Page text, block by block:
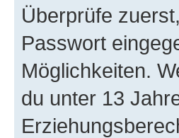
Überprüfe
Passwort
Möglichkeiten.
du unter 13